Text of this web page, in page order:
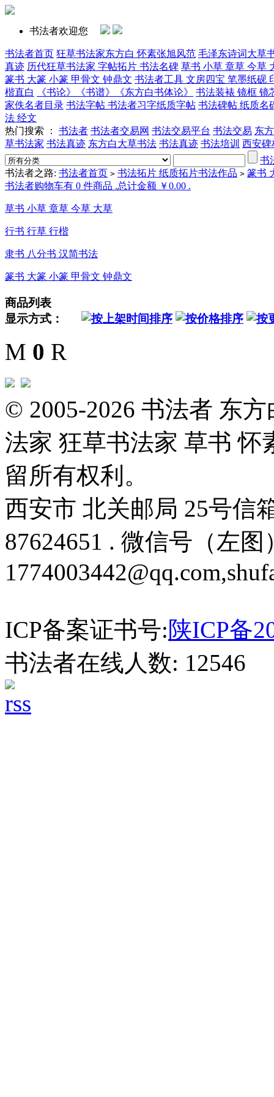
书法者欢迎您
书法者首页 狂草书法家东方白 怀素张旭风范 毛泽东诗词大草
真迹 历代狂草书法家 字帖拓片 书法名碑 草书 小草 章草 今草
篆书 大篆 小篆 甲骨文 钟鼎文 书法者工具 文房四宝 笔墨纸砚
楷直白
《书论》《书谱》《东方白书体论》
书法装裱 镜框 镜
家佚名者目录 书法字帖 书法者习字纸质字帖 书法碑帖 纸质名
法 经文
热门搜索 ： 书法者 书法者交易网 书法交易平台 书法交易 东
草书法家 书法真迹 东方白大草书法 书法真迹 书法培训 西安碑
书
书法者之路: 书法者首页 > 书法拓片 纸质拓片书法作品 > 篆书
书法者购物车有 0 件商品 .总计金额 ￥0.00 .
草书 小草 章草 今草 大草
行书 行草 行楷
隶书 八分书 汉简书法
篆书 大篆 小篆 甲骨文 钟鼎文
商品列表
显示方式：
M 0 R
© 2005-2026 书法者 东
法家 狂草书法家 草书 怀
留所有权利。
西安市 北关邮局 25号信
87624651 . 微信号（左
ICP备案证书号:陕ICP备
书法者在线人数: 12546